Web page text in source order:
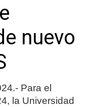
nuevo
Para el
la Universidad